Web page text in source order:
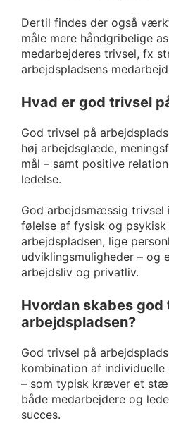
Dertil findes der også
måle mere håndgribelige
medarbejderes trivsel, fx
arbejdspladsens
Hvad er god trivsel
God trivsel på
høj arbejdsglæde,
mål – samt positive
ledelse.
God arbejdsmæssig
følelse af fysisk og
arbejdspladsen, lige
udviklingsmuligheder – og
arbejdsliv og privatliv.
Hvordan skabes god
arbejdspladsen?
God trivsel på
kombination af
– som typisk kræver et
både medarbejdere og
succes.